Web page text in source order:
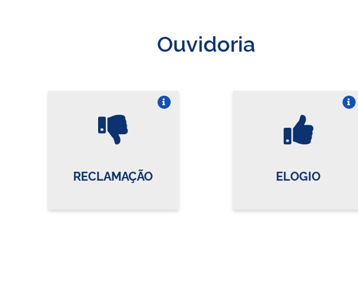
Ouvidoria
RECLAMAÇÃO ELOGIO